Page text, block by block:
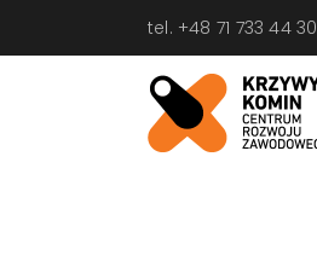
tel. +48 71 733 44 30